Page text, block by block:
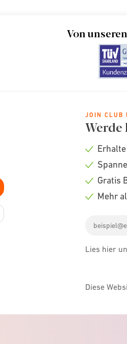
Von
JOIN CLUB
Check
Check
Check
Gratis
Mehr
address
Lies hier
Diese